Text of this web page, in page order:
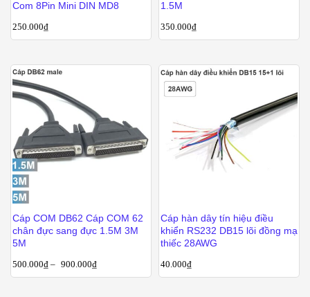
Com 8Pin Mini DIN MD8
250.000₫
1.5M
350.000₫
Cáp COM DB62 Cáp COM 62
chân đực sang đực 1.5M 3M
5M
500.000₫ – 900.000₫
Cáp hàn dây tín hiệu điều
khiển RS232 DB15 lõi đồng mạ
thiếc 28AWG
40.000₫